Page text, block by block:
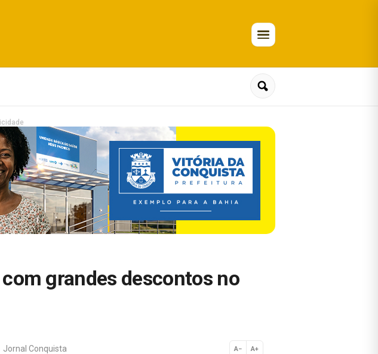
grandes descontos no
Jornal Conquista A− A+